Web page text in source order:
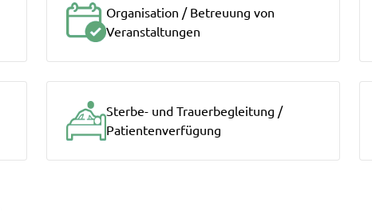
Organisation / Betreuung von
Veranstaltungen
Sterbe- und Trauerbegleitung /
Patientenverfügung